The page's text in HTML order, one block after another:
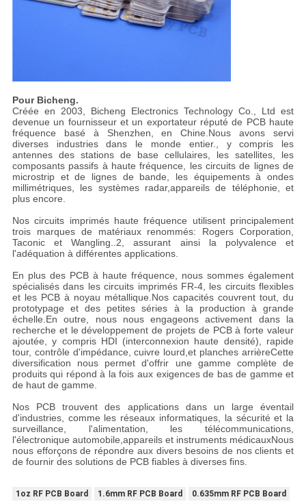
Pour Bicheng.
Créée en 2003, Bicheng Electronics Technology Co., Ltd est
devenue un fournisseur et un exportateur réputé de PCB haute
fréquence basé à Shenzhen, en Chine.Nous avons servi
diverses industries dans le monde entier., y compris les
antennes des stations de base cellulaires, les satellites, les
composants passifs à haute fréquence, les circuits de lignes de
microstrip et de lignes de bande, les équipements à ondes
millimétriques, les systèmes radar,appareils de téléphonie, et
plus encore.
Nos circuits imprimés haute fréquence utilisent principalement
trois marques de matériaux renommés: Rogers Corporation,
Taconic et Wangling..2, assurant ainsi la polyvalence et
l'adéquation à différentes applications.
En plus des PCB à haute fréquence, nous sommes également
spécialisés dans les circuits imprimés FR-4, les circuits flexibles
et les PCB à noyau métallique.Nos capacités couvrent tout, du
prototypage et des petites séries à la production à grande
échelle.En outre, nous nous engageons activement dans la
recherche et le développement de projets de PCB à forte valeur
ajoutée, y compris HDI (interconnexion haute densité), rapide
tour, contrôle d'impédance, cuivre lourd,et planches arrièreCette
diversification nous permet d'offrir une gamme complète de
produits qui répond à la fois aux exigences de bas de gamme et
de haut de gamme.
Nos PCB trouvent des applications dans un large éventail
d'industries, comme les réseaux informatiques, la sécurité et la
surveillance, l'alimentation, les télécommunications,
l'électronique automobile,appareils et instruments médicauxNous
nous efforçons de répondre aux divers besoins de nos clients et
de fournir des solutions de PCB fiables à diverses fins.
1oz RF PCB Board 1.6mm RF PCB Board 0.635mm RF PCB Board